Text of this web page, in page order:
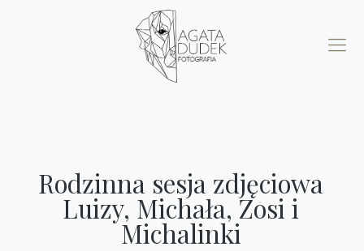
Rodzinna sesja zdjęciowa
Luizy, Michała, Zosi i
Michalinki